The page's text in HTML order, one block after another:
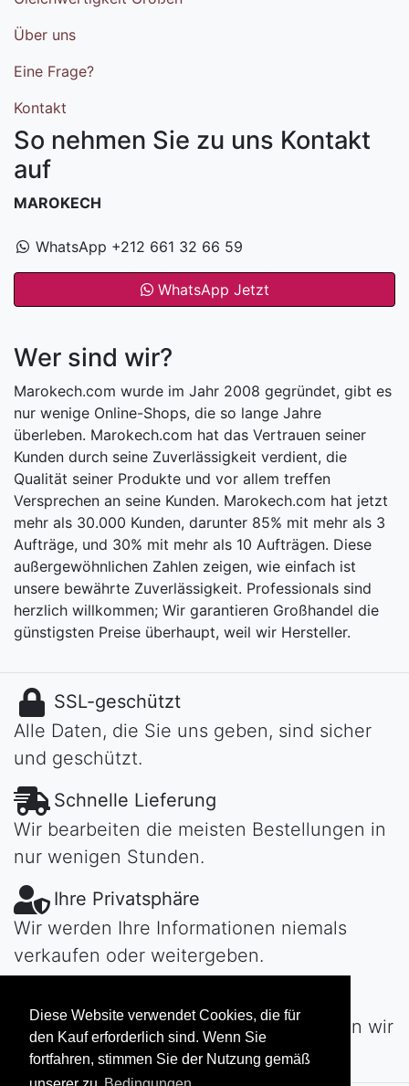
Diese Website verwendet Cookies, die für
den Kauf erforderlich sind. Wenn Sie
fortfahren, stimmen Sie der Nutzung gemäß
Über uns
Eine Frage?
Kontakt
So nehmen Sie zu uns Kontakt
auf
MAROKECH
WhatsApp +212 661 32 66 59
WhatsApp Jetzt
Wer sind wir?
Marokech.com wurde im Jahr 2008 gegründet, gibt es
nur wenige Online-Shops, die so lange Jahre
überleben. Marokech.com hat das Vertrauen seiner
Kunden durch seine Zuverlässigkeit verdient, die
Qualität seiner Produkte und vor allem treffen
Versprechen an seine Kunden. Marokech.com hat jetzt
mehr als 30.000 Kunden, darunter 85% mit mehr als 3
Aufträge, und 30% mit mehr als 10 Aufträgen. Diese
außergewöhnlichen Zahlen zeigen, wie einfach ist
unsere bewährte Zuverlässigkeit. Professionals sind
herzlich willkommen; Wir garantieren Großhandel die
günstigsten Preise überhaupt, weil wir Hersteller.
SSL-geschützt
Alle Daten, die Sie uns geben, sind sicher
und geschützt.
Schnelle Lieferung
Wir bearbeiten die meisten Bestellungen in
nur wenigen Stunden.
Ihre Privatsphäre
Wir werden Ihre Informationen niemals
verkaufen oder weitergeben.
Kontaktiere uns!Tag oder Nacht werden wir
uns schnell bei Ihnen melden...